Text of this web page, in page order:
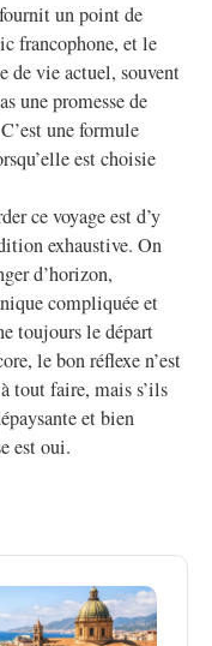
un point de
francophone, et le
de vie actuel, souvent
une promesse de
une formule
est choisie
ce voyage est d’y
exhaustive. On
d’horizon,
compliquée et
toujours le départ
le bon réflexe n’est
tout faire, mais s’ils
et bien
est oui.